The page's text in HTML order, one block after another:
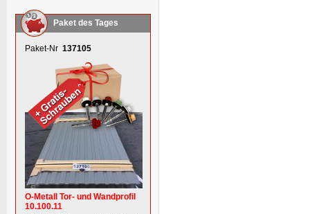
Paket des Tages
Paket-Nr 137105
O-Metall Tor- und Wandprofil
10.100.11